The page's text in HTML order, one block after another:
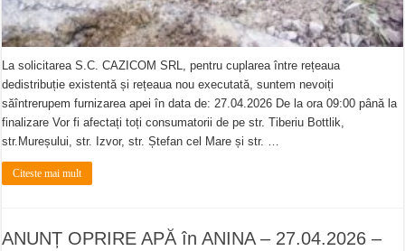
La solicitarea S.C. CAZICOM SRL, pentru cuplarea între rețeaua
dedistribuție existentă și rețeaua nou executată, suntem nevoiți
săîntrerupem furnizarea apei în data de: 27.04.2026 De la ora 09:00 până la
finalizare Vor fi afectați toți consumatorii de pe str. Tiberiu Bottlik,
str.Mureșului, str. Izvor, str. Ștefan cel Mare și str. …
Citeste mai mult
ANUNȚ OPRIRE APĂ în ANINA – 27.04.2026 –